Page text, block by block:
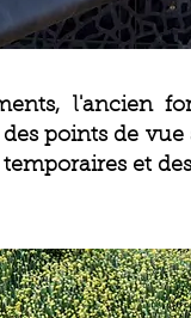
l'ancien
points de
et